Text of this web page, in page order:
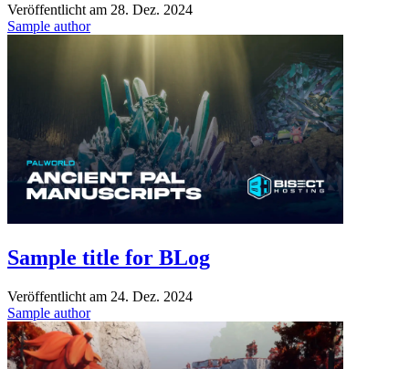
Veröffentlicht am 28. Dez. 2024
Sample author
Sample title for BLog
Veröffentlicht am 24. Dez. 2024
Sample author